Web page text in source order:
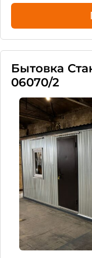
Бытовка
06070/2